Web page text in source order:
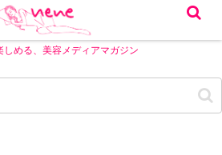
しめる、美容メディアマガジン